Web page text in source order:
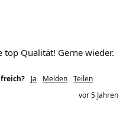
top Qualität! Gerne wieder.
Ja Melden Teilen
vor 5 Jahren